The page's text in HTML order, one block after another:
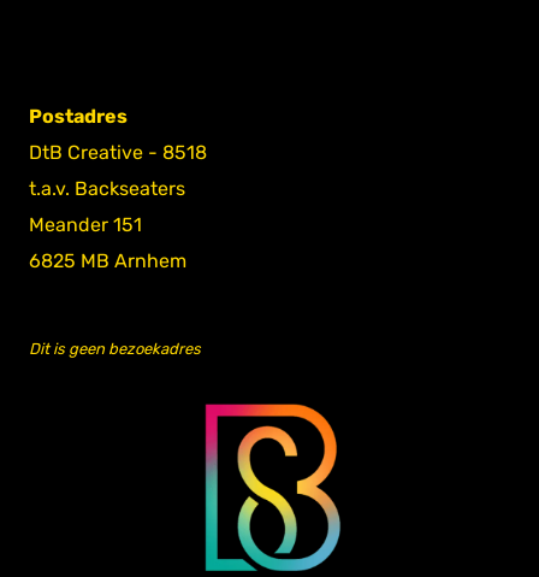
Postadres
DtB Creative - 8518
t.a.v. Backseaters
Meander 151
6825 MB Arnhem
Dit is geen bezoekadres